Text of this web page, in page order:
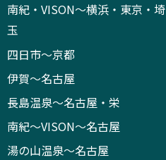
南紀・VISON～横浜・東京・埼
玉
四日市～京都
伊賀～名古屋
長島温泉～名古屋・栄
南紀～VISON～名古屋
湯の山温泉～名古屋